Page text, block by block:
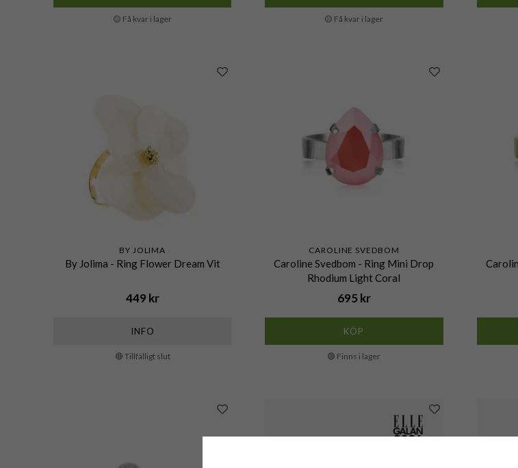
🟡 Få kvar i lager 🟡 Få kvar i lager
BY JOLIMA
By Jolima - Ring Flower Dream Vit
449 kr
INFO
🔴 Tillfälligt slut
CAROLINE SVEDBOM
Caroline Svedbom - Ring Mini Drop
Rhodium Light Coral
695 kr
KÖP
🟢 Finns i lager